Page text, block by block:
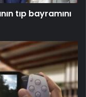
tıp bayramını